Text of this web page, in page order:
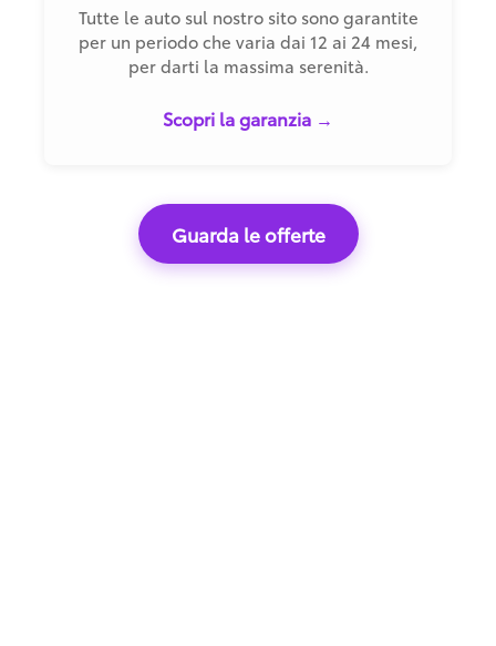
Tutte le auto sul nostro sito sono garantite
per un periodo che varia dai 12 ai 24 mesi,
per darti la massima serenità.
Scopri la garanzia →
Guarda le offerte